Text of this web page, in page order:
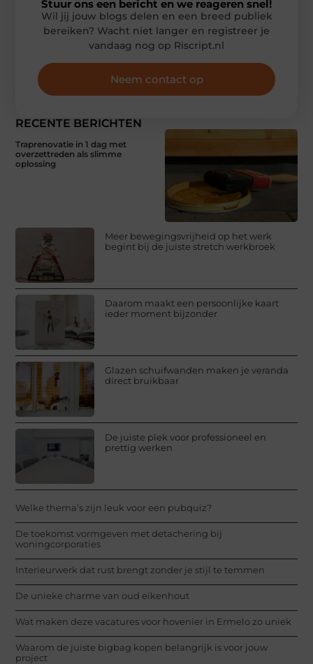
RECENTE BERICHTEN
Traprenovatie in 1 dag met
overzettreden als slimme
oplossing
Meer bewegingsvrijheid op het werk
begint bij de juiste stretch werkbroek
Daarom maakt een persoonlijke kaart
ieder moment bijzonder
Glazen schuifwanden maken je veranda
direct bruikbaar
De juiste plek voor professioneel en
prettig werken
Welke thema’s zijn leuk voor een pubquiz?
De toekomst vormgeven met detachering bij
woningcorporaties
Interieurwerk dat rust brengt zonder je stijl te temmen
De unieke charme van oud eikenhout
Wat maken deze vacatures voor hovenier in Ermelo zo uniek
Waarom de juiste bigbag kopen belangrijk is voor jouw
project
Stuur ons een bericht en we reageren snel!
Wil jij jouw blogs delen en een breed publiek
bereiken? Wacht niet langer en registreer je
vandaag nog op Riscript.nl
Neem contact op